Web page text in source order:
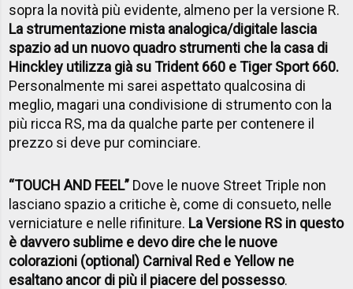
sopra la novità più evidente, almeno per la versione R.
La strumentazione mista analogica/digitale lascia
spazio ad un nuovo quadro strumenti che la casa di
Hinckley utilizza già su Trident 660 e Tiger Sport 660.
Personalmente mi sarei aspettato qualcosina di
meglio, magari una condivisione di strumento con la
più ricca RS, ma da qualche parte per contenere il
prezzo si deve pur cominciare.
“TOUCH AND FEEL” Dove le nuove Street Triple non
lasciano spazio a critiche è, come di consueto, nelle
verniciature e nelle rifiniture. La Versione RS in questo
è davvero sublime e devo dire che le nuove
colorazioni (optional) Carnival Red e Yellow ne
esaltano ancor di più il piacere del possesso.